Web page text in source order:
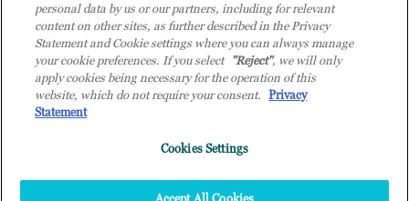
© 2026 TD SYNNEX Italy S.r.l. - Sede legale: via Luigi Russolo 9, 20138 Milano
(MI) - Numero di iscrizione al Registro delle Imprese di Milano e Codice Fiscale:
07092780159 - P.IVA: 07092780159 - Eur 12.569.000,00 i.v - TD SYNNEX e TD
in altri Paesi. Società a socio unico soggetta all’attività di direzione e coordinamento
Top
personal data by us or our partners, including for relevant
content on other sites, as further described in the Privacy
Statement and Cookie settings where you can always manage
your cookie preferences. If you select "Reject", we will only
apply cookies being necessary for the operation of this
website, which do not require your consent. Privacy
Statement
Cookies Settings